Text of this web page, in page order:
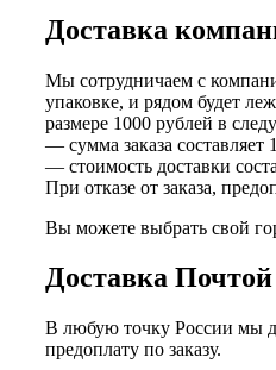
Доставка
Мы сотрудничаем с
упаковке, и рядом будет
размере 1000 рублей в
— сумма заказа составляет
— стоимость доставки
При отказе от заказа,
Вы можете выбрать свой
Доставка
В любую точку России мы
предоплату по заказу.